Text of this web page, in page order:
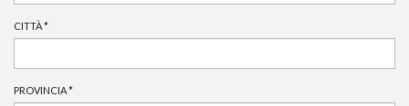
CITTÀ*
PROVINCIA*